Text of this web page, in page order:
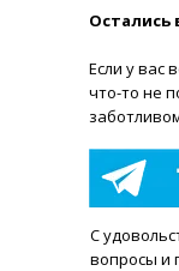
Остались
Если у вас
что-то не
С
вопросы и